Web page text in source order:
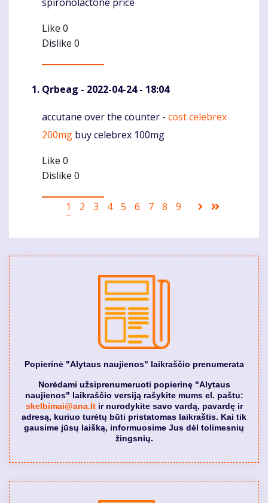
Like 0
Dislike 0
Qrbeag - 2022-04-24 - 18:04
Komentaras
accutane over the counter - cost celebrex
200mg buy celebrex 100mg
Like 0
Dislike 0
Pagination
Current
1 Puslapis
2 Puslapis
3 Puslapis
4 Puslapis
5 Puslapis
6 Puslapis
7 Puslapis
8 Puslapis
9
Sekantis
Popierinė "Alytaus naujienos" laikraščio prenumerata
Norėdami užsiprenumeruoti popierinę "Alytaus
naujienos" laikraščio versiją rašykite mums el. paštu:
skelbimai@ana.ltir nurodykite savo vardą, pavardę ir
adresą, kuriuo turėtų būti pristatomas laikraštis. Kai tik
gausime jūsų laišką, informuosime Jus dėl tolimesnių
žingsnių.